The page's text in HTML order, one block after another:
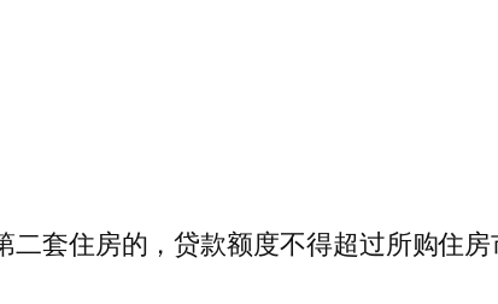
套住房的，贷款额度不得超过所购住房